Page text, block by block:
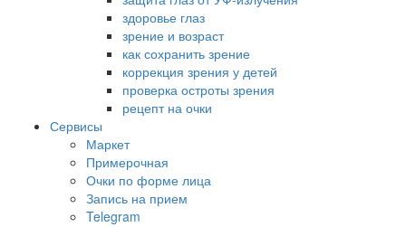
здоровье глаз
зрение и возраст
как сохранить зрение
коррекция зрения у детей
проверка остроты зрения
рецепт на очки
Сервисы
Маркет
Примерочная
Очки по форме лица
Запись на прием
Telegram